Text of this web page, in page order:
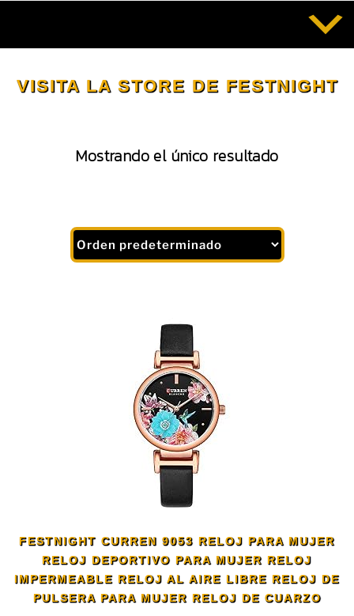
contenido
VISITA LA STORE DE FESTNIGHT
Mostrando el único resultado
FESTNIGHT CURREN 9053 RELOJ PARA MUJER
RELOJ DEPORTIVO PARA MUJER RELOJ
IMPERMEABLE RELOJ AL AIRE LIBRE RELOJ DE
PULSERA PARA MUJER RELOJ DE CUARZO